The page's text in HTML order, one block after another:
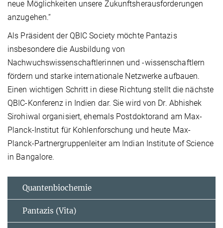
neue Möglichkeiten unsere Zukunftsherausforderungen
anzugehen.“
Als Präsident der QBIC Society möchte Pantazis
insbesondere die Ausbildung von
Nachwuchswissenschaftlerinnen und -wissenschaftlern
fördern und starke internationale Netzwerke aufbauen.
Einen wichtigen Schritt in diese Richtung stellt die nächste
QBIC-Konferenz in Indien dar. Sie wird von Dr. Abhishek
Sirohiwal organisiert, ehemals Postdoktorand am Max-
Planck-Institut für Kohlenforschung und heute Max-
Planck-Partnergruppenleiter am Indian Institute of Science
in Bangalore.
Quantenbiochemie
Pantazis (Vita)